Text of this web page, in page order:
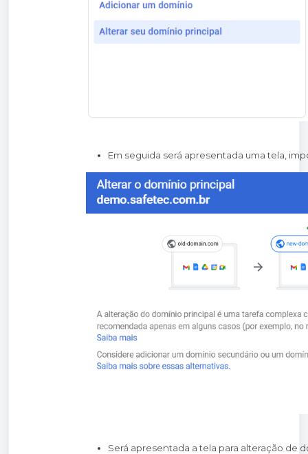
Em seguida será apresentada uma tela,
Será apresentada a tela para alteração de